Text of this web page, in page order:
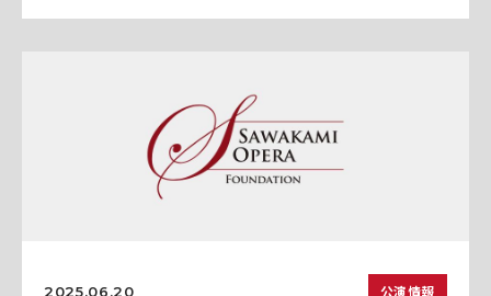
2025.06.20 公演情報